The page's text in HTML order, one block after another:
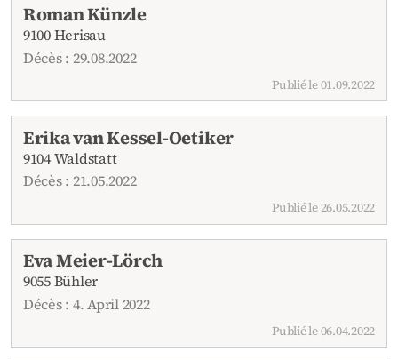
Roman Künzle
9100 Herisau
Décès : 29.08.2022
Publié le 01.09.2022
Erika van Kessel-Oetiker
9104 Waldstatt
Décès : 21.05.2022
Publié le 26.05.2022
Eva Meier-Lörch
9055 Bühler
Décès : 4. April 2022
Publié le 06.04.2022